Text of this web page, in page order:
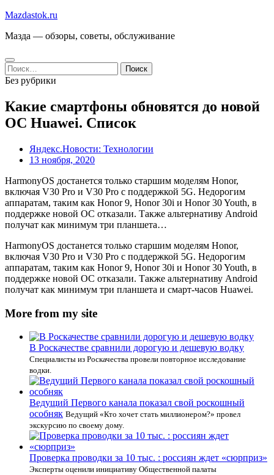
Перейти
содержимому
Mazdastok.ru
Мазда — обзоры, советы, обслуживание
Найти:
Без рубрики
Какие смартфоны обновятся до новой
ОС Huawei. Список
Яндекс.Новости: Технологии
13 ноября, 2020
HarmonyOS достанется только старшим моделям Honor,
включая V30 Pro и V30 Pro с поддержкой 5G. Недорогим
аппаратам, таким как Honor 9, Honor 30i и Honor 30 Youth, в
поддержке новой ОС отказали. Также альтернативу Android
получат как минимум три планшета…
HarmonyOS достанется только старшим моделям Honor,
включая V30 Pro и V30 Pro с поддержкой 5G. Недорогим
аппаратам, таким как Honor 9, Honor 30i и Honor 30 Youth, в
поддержке новой ОС отказали. Также альтернативу Android
получат как минимум три планшета и смарт-часов Huawei.
More from my site
В Роскачестве сравнили дорогую и дешевую водку
Специалисты из Роскачества провели повторное исследование
водки.
Ведущий Первого канала показал свой роскошный
особняк Ведущий «Кто хочет стать миллионером?» провел
экскурсию по своему дому.
Проверка проводки за 10 тыс. : россиян ждет «сюрприз»
Эксперты оценили инициативу Общественной палаты